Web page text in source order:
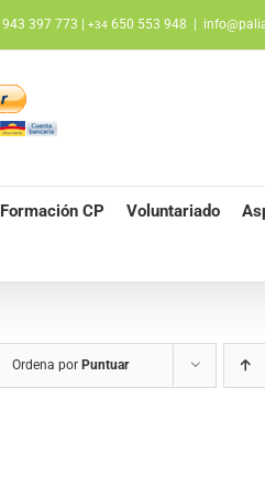
943 397 773 | +34 650 553 948
Formación CP Voluntariado
Ordena por Puntuar